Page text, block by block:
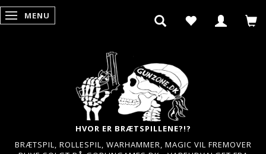
SKIFTE NAVIGATION
MENU
HVOR ER BRÆTSPILLENE?!?
BRÆTSPIL, ROLLESPIL, WARHAMMER, MAGIC VIL FREMOVER